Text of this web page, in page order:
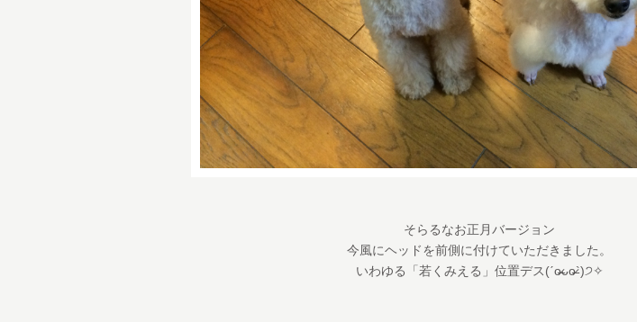
そらるなお正月バージョン
今風にヘッドを前側に付けていただきました。
いわゆる「若くみえる」位置デス(ˊo̶̶̷ᴗo̶̶̷`)੭✧